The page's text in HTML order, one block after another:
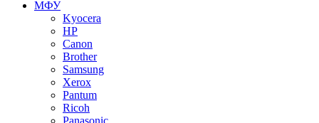
МФУ
Kyocera
HP
Canon
Brother
Samsung
Xerox
Pantum
Ricoh
Panasonic